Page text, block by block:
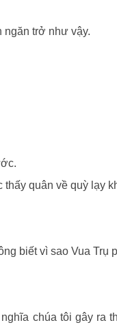
ngăn trở như vậy.
quân về quỳ lạy
biết vì sao Vua Trụ
chúa tôi gây ra